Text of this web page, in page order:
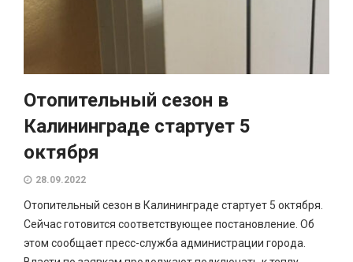
Отопительный сезон в
Калининграде стартует 5
октября
28.09.2022
Отопительный сезон в Калининграде стартует 5 октября.
Сейчас готовится соответствующее постановление. Об
этом сообщает пресс-служба администрации города.